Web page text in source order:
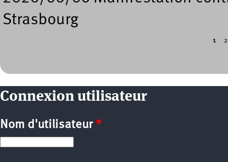
Strasbourg
1 2
Connexion utilisateur
Nom d'utilisateur *